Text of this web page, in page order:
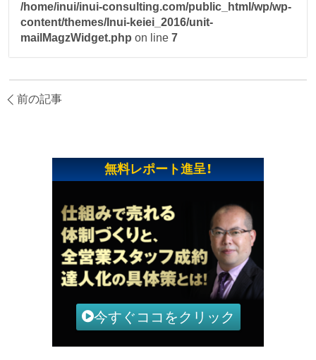
/home/inui/inui-consulting.com/public_html/wp/wp-
content/themes/Inui-keiei_2016/unit-
mailMagzWidget.php on line7
前の記事
無料レポート進呈！
今すぐココをクリック